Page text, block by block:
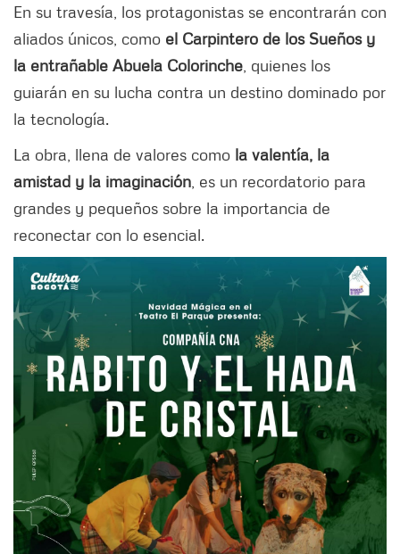
En su travesía, los protagonistas se encontrarán con
aliados únicos, como el Carpintero de los Sueños y
la entrañable Abuela Colorinche , quienes los
guiarán en su lucha contra un destino dominado por
la tecnología.
La obra, llena de valores como la valentía, la
amistad y la imaginación , es un recordatorio para
grandes y pequeños sobre la importancia de
reconectar con lo esencial.